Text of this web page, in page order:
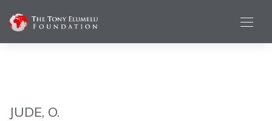
JUDE, O.